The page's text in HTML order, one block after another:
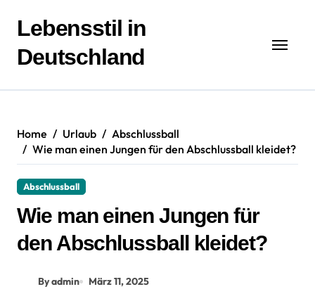
Inhalt
springen
Lebensstil in
Deutschland
Home Urlaub
Abschlussball
Wie man einen Jungen für den Abschlussball kleidet?
Abschlussball
Wie man einen Jungen für
den Abschlussball kleidet?
By admin März 11, 2025